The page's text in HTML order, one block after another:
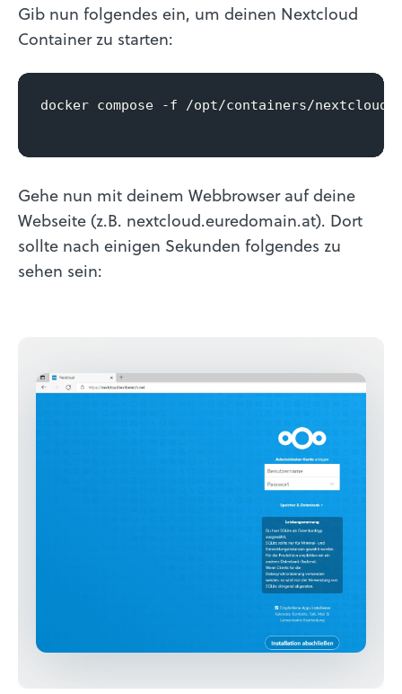
Gib nun folgendes ein, um deinen Nextcloud
Container zu starten:
docker compose -f /opt/containers/nextcloud/
Gehe nun mit deinem Webbrowser auf deine
Webseite (z.B. nextcloud.euredomain.at). Dort
sollte nach einigen Sekunden folgendes zu
sehen sein: